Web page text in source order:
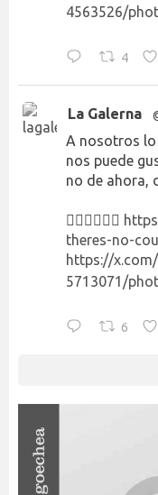
4563526/
4
La Galerna
A nosotros lo
nos puede
no de ahora,
👉🏻👉🏻👉🏻
theres-no-
https://
5713071/
6